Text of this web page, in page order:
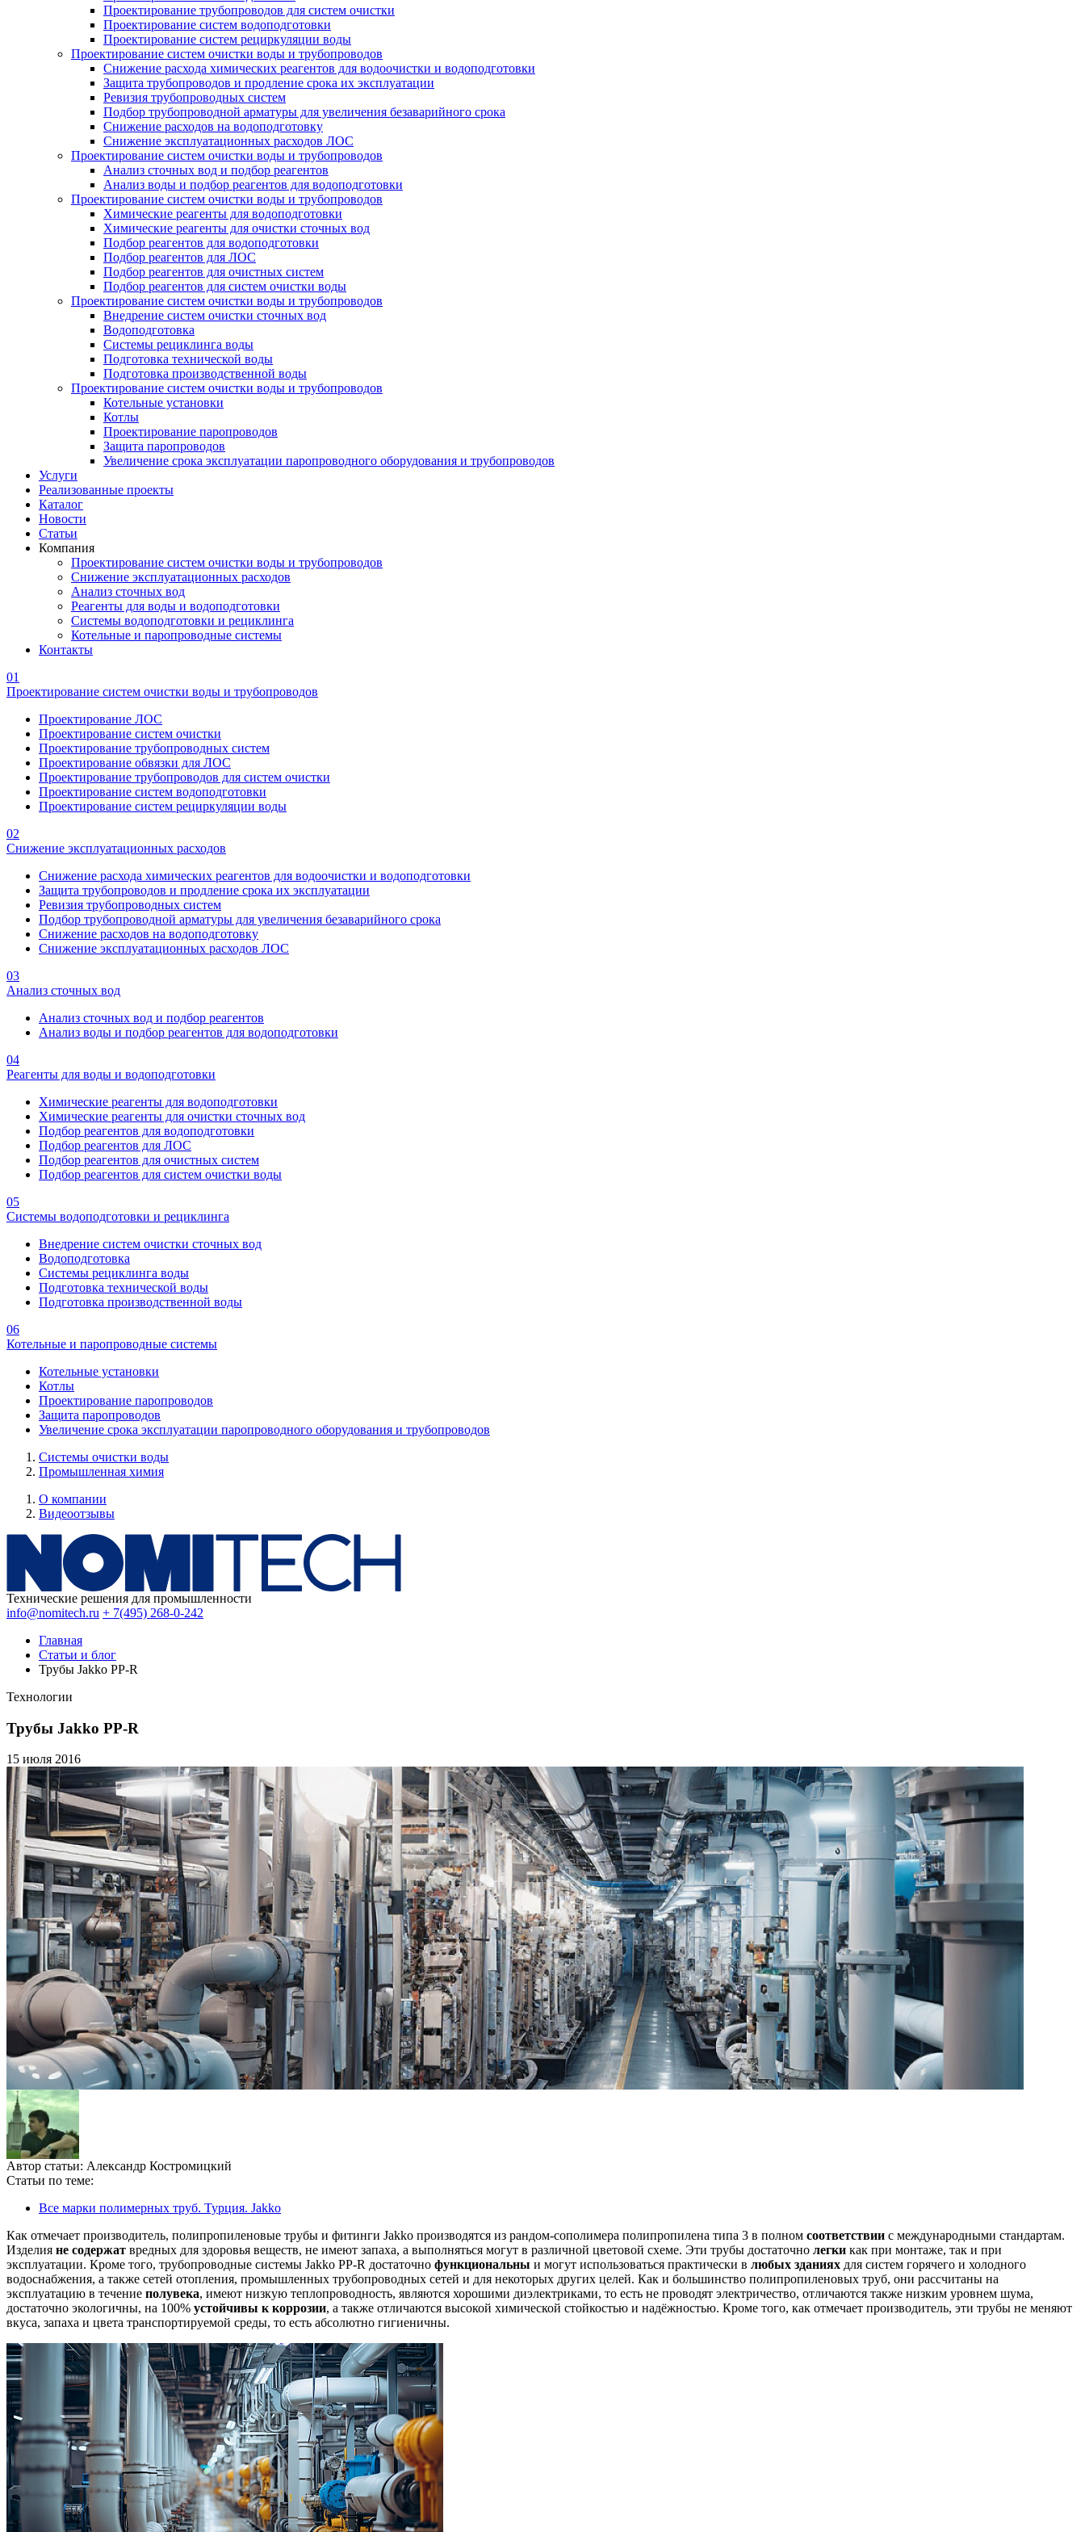
Проектирование трубопроводов для систем очистки
Проектирование систем водоподготовки
Проектирование систем рециркуляции воды
Проектирование систем очистки воды и трубопроводов
Снижение расхода химических реагентов для водоочистки и водоподготовки
Защита трубопроводов и продление срока их эксплуатации
Ревизия трубопроводных систем
Подбор трубопроводной арматуры для увеличения безаварийного срока
Снижение расходов на водоподготовку
Снижение эксплуатационных расходов ЛОС
Проектирование систем очистки воды и трубопроводов
Анализ сточных вод и подбор реагентов
Анализ воды и подбор реагентов для водоподготовки
Проектирование систем очистки воды и трубопроводов
Химические реагенты для водоподготовки
Химические реагенты для очистки сточных вод
Подбор реагентов для водоподготовки
Подбор реагентов для ЛОС
Подбор реагентов для очистных систем
Подбор реагентов для систем очистки воды
Проектирование систем очистки воды и трубопроводов
Внедрение систем очистки сточных вод
Водоподготовка
Системы рециклинга воды
Подготовка технической воды
Подготовка производственной воды
Проектирование систем очистки воды и трубопроводов
Котельные установки
Котлы
Проектирование паропроводов
Защита паропроводов
Увеличение срока эксплуатации паропроводного оборудования и трубопроводов
Услуги
Реализованные проекты
Каталог
Новости
Статьи
Компания
Проектирование систем очистки воды и трубопроводов
Снижение эксплуатационных расходов
Анализ сточных вод
Реагенты для воды и водоподготовки
Системы водоподготовки и рециклинга
Котельные и паропроводные системы
Контакты
01
Проектирование систем очистки воды и трубопроводов
Проектирование ЛОС
Проектирование систем очистки
Проектирование трубопроводных систем
Проектирование обвязки для ЛОС
Проектирование трубопроводов для систем очистки
Проектирование систем водоподготовки
Проектирование систем рециркуляции воды
02
Снижение эксплуатационных расходов
Снижение расхода химических реагентов для водоочистки и водоподготовки
Защита трубопроводов и продление срока их эксплуатации
Ревизия трубопроводных систем
Подбор трубопроводной арматуры для увеличения безаварийного срока
Снижение расходов на водоподготовку
Снижение эксплуатационных расходов ЛОС
03
Анализ сточных вод
Анализ сточных вод и подбор реагентов
Анализ воды и подбор реагентов для водоподготовки
04
Реагенты для воды и водоподготовки
Химические реагенты для водоподготовки
Химические реагенты для очистки сточных вод
Подбор реагентов для водоподготовки
Подбор реагентов для ЛОС
Подбор реагентов для очистных систем
Подбор реагентов для систем очистки воды
05
Системы водоподготовки и рециклинга
Внедрение систем очистки сточных вод
Водоподготовка
Системы рециклинга воды
Подготовка технической воды
Подготовка производственной воды
06
Котельные и паропроводные системы
Котельные установки
Котлы
Проектирование паропроводов
Защита паропроводов
Увеличение срока эксплуатации паропроводного оборудования и трубопроводов
Системы очистки воды
Промышленная химия
О компании
Видеоотзывы
Технические решения для промышленности
info@nomitech.ru + 7(495) 268-0-242
Главная
Статьи и блог
Трубы Jakko PP-R
Технологии
Трубы Jakko PP-R
15 июля 2016
Автор статьи: Александр Костромицкий
Статьи по теме:
Все марки полимерных труб. Турция. Jakko
Как отмечает производитель, полипропиленовые трубы и фитинги Jakko производятся из рандом-сополимера полипропилена типа 3 в полном соответствии с международными стандартам.
Изделия не содержат вредных для здоровья веществ, не имеют запаха, а выполняться могут в различной цветовой схеме. Эти трубы достаточно легки как при монтаже, так и при
эксплуатации. Кроме того, трубопроводные системы Jakko PP-R достаточно функциональны и могут использоваться практически в любых зданиях для систем горячего и холодного
водоснабжения, а также сетей отопления, промышленных трубопроводных сетей и для некоторых других целей. Как и большинство полипропиленовых труб, они рассчитаны на
эксплуатацию в течение полувека, имеют низкую теплопроводность, являются хорошими диэлектриками, то есть не проводят электричество, отличаются также низким уровнем шума,
достаточно экологичны, на 100% устойчивы к коррозии, а также отличаются высокой химической стойкостью и надёжностью. Кроме того, как отмечает производитель, эти трубы не меняют
вкуса, запаха и цвета транспортируемой среды, то есть абсолютно гигиеничны.